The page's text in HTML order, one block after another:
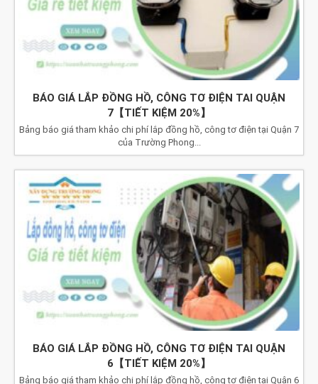
BÁO GIÁ LẮP ĐỒNG HỒ, CÔNG TƠ ĐIỆN TAI QUẬN
7【TIẾT KIỆM 20%】
Bảng báo giá tham khảo chi phí lắp đồng hồ, công tơ điện tại Quận 7
của Trường Phong...
BÁO GIÁ LẮP ĐỒNG HỒ, CÔNG TƠ ĐIỆN TAI QUẬN
6【TIẾT KIỆM 20%】
Bảng báo giá tham khảo chi phí lắp đồng hồ, công tơ điện tại Quận 6